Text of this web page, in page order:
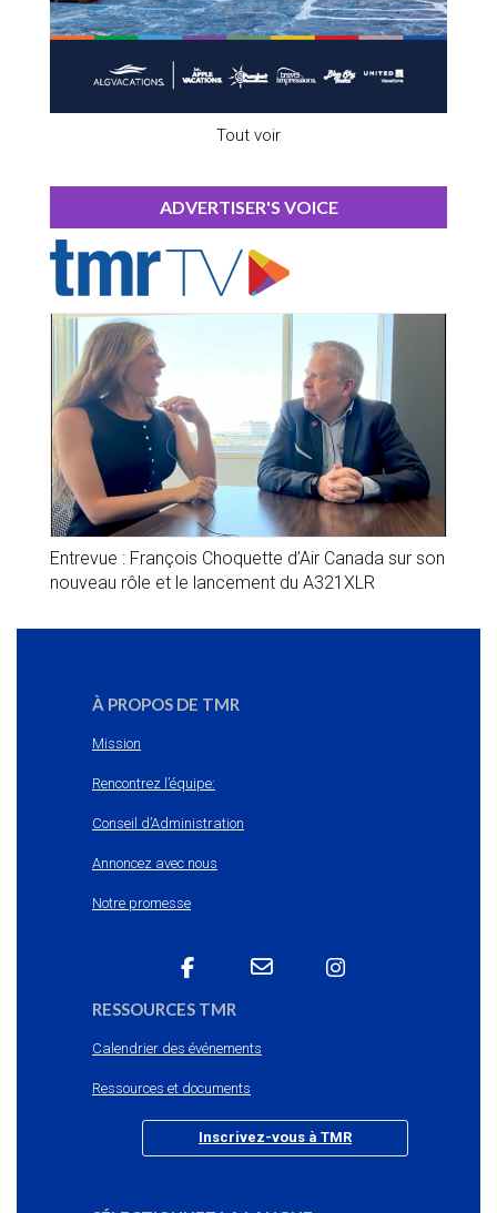
Tout voir
ADVERTISER'S VOICE
Entrevue : François Choquette d’Air Canada sur son
nouveau rôle et le lancement du A321XLR
À PROPOS DE TMR
Mission
Rencontrez l’équipe:
Conseil d’Administration
Annoncez avec nous
Notre promesse
RESSOURCES TMR
Calendrier des événements
Ressources et documents
Inscrivez-vous à TMR